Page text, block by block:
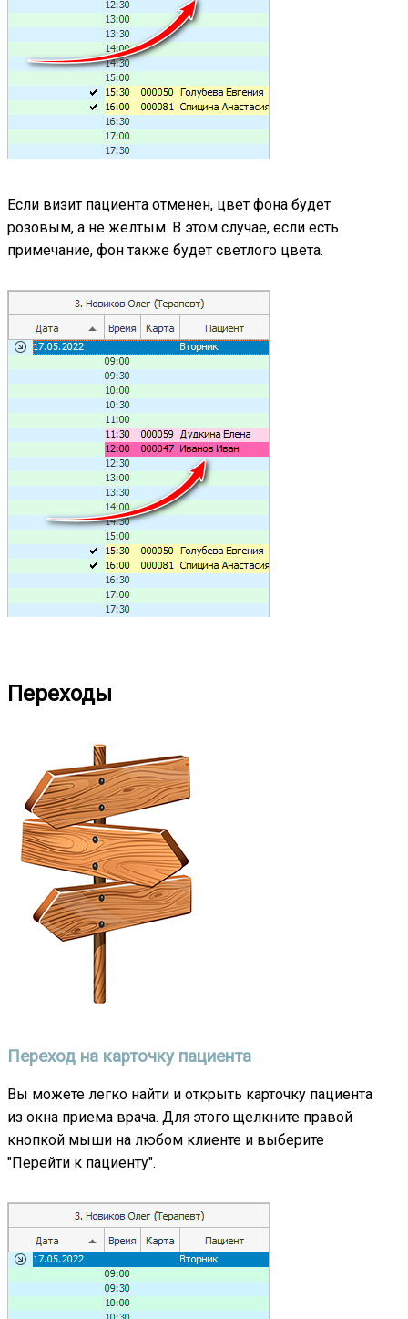
Если визит пациента отменен, цвет фона будет
розовым, а не желтым. В этом случае, если есть
примечание, фон также будет светлого цвета.
Переходы
Переход на карточку пациента
Вы можете легко найти и открыть карточку пациента
из окна приема врача. Для этого щелкните правой
кнопкой мыши на любом клиенте и выберите
"Перейти к пациенту".